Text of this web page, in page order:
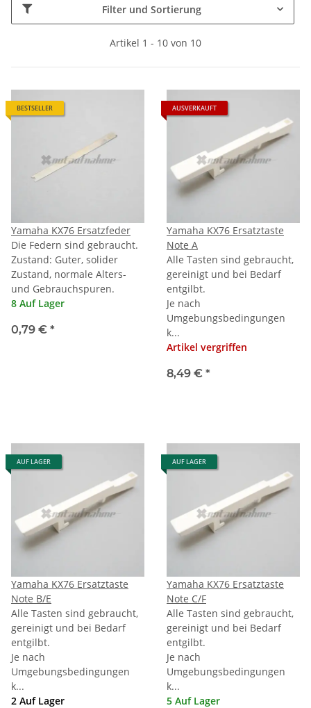
Filter und Sortierung
Artikel 1 - 10 von 10
BESTSELLER
Yamaha KX76 Ersatzfeder
Die Federn sind gebraucht.
Zustand: Guter, solider
Zustand, normale Alters-
und Gebrauchspuren.
8 Auf Lager
0,79 € *
AUSVERKAUFT
Yamaha KX76 Ersatztaste
Note A
Alle Tasten sind gebraucht,
gereinigt und bei Bedarf
entgilbt.
Je nach
Umgebungsbedingungen
k...
Artikel vergriffen
8,49 € *
AUF LAGER
Yamaha KX76 Ersatztaste
Note B/E
Alle Tasten sind gebraucht,
gereinigt und bei Bedarf
entgilbt.
Je nach
Umgebungsbedingungen
k...
2 Auf Lager
AUF LAGER
Yamaha KX76 Ersatztaste
Note C/F
Alle Tasten sind gebraucht,
gereinigt und bei Bedarf
entgilbt.
Je nach
Umgebungsbedingungen
k...
5 Auf Lager